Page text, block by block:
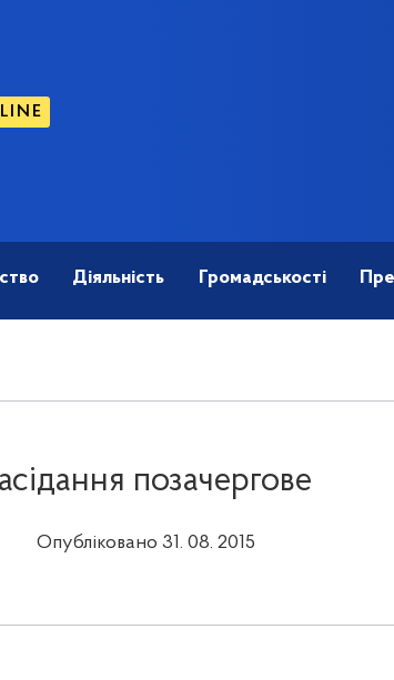
Діяльність Громадськості
позачергове
Опубліковано 31. 08. 2015